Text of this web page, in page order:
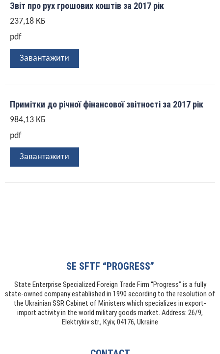
Звіт про рух грошових коштів за 2017 рік
237,18 КБ
pdf
Завантажити
Примітки до річної фінансової звітності за 2017 рік
984,13 КБ
pdf
Завантажити
SE SFTF “PROGRESS”
State Enterprise Specialized Foreign Trade Firm “Progress” is a fully
state-owned company established in 1990 according to the resolution of
the Ukrainian SSR Cabinet of Ministers which specializes in export-
import activity in the world military goods market. Address: 26/9,
Elektrykiv str., Kyiv, 04176, Ukraine